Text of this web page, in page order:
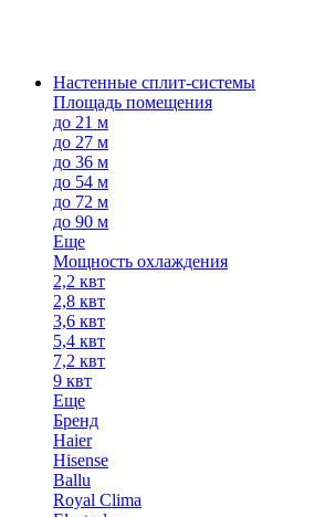
Настенные сплит-системы
Площадь помещения
до 21 м
до 27 м
до 36 м
до 54 м
до 72 м
до 90 м
Еще
Мощность охлаждения
2,2 квт
2,8 квт
3,6 квт
5,4 квт
7,2 квт
9 квт
Еще
Бренд
Haier
Hisense
Ballu
Royal Clima